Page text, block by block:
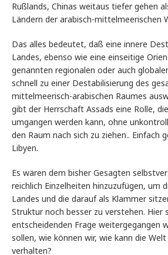
Rußlands, Chinas weitaus tiefer gehen
Ländern der arabisch-mittelmeerischen
Das alles bedeutet, daß eine innere
Landes, ebenso wie eine einseitige
genannten regionalen oder auch
schnell zu einer Destabilisierung des
mittelmeerisch-arabischen Raumes
gibt der Herrschaft Assads eine Rolle,
umgangen werden kann, ohne
den Raum nach sich zu ziehen.. Einfach
Libyen.
Es wären dem bisher Gesagten
reichlich Einzelheiten hinzuzufügen, um
Landes und die darauf als Klammer
Struktur noch besser zu verstehen. Hier
entscheidenden Frage weitergegangen
sollen, wie können wir, wie kann die Welt
verhalten?